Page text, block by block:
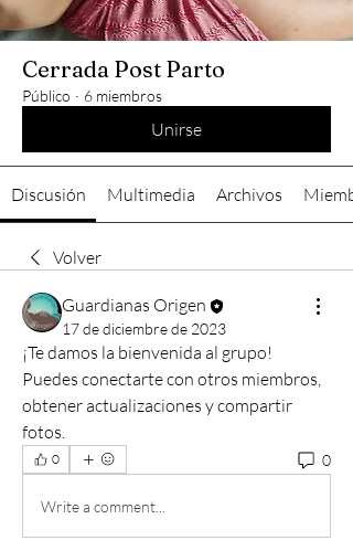
Cerrada Post Parto
Público · 6 miembros
Unirse
Discusión Multimedia Archivos
Volver
Guardianas Origen
17 de diciembre de 2023
¡Te damos la bienvenida al grupo!
Puedes conectarte con otros miembros,
obtener actualizaciones y compartir
fotos.
0 0
Write a comment...